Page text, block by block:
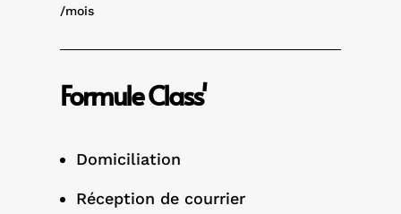
/mois
Formule Class'
Domiciliation
Réception de courrier